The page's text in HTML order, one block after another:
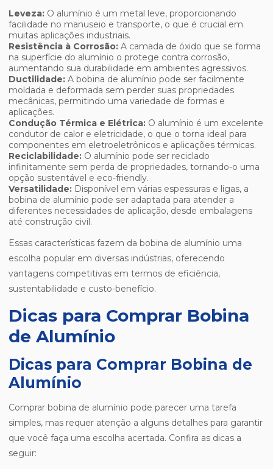
Leveza: O alumínio é um metal leve, proporcionando
facilidade no manuseio e transporte, o que é crucial em
muitas aplicações industriais.
Resistência à Corrosão: A camada de óxido que se forma
na superfície do alumínio o protege contra corrosão,
aumentando sua durabilidade em ambientes agressivos.
Ductilidade: A bobina de alumínio pode ser facilmente
moldada e deformada sem perder suas propriedades
mecânicas, permitindo uma variedade de formas e
aplicações.
Condução Térmica e Elétrica: O alumínio é um excelente
condutor de calor e eletricidade, o que o torna ideal para
componentes em eletroeletrônicos e aplicações térmicas.
Reciclabilidade: O alumínio pode ser reciclado
infinitamente sem perda de propriedades, tornando-o uma
opção sustentável e eco-friendly.
Versatilidade: Disponível em várias espessuras e ligas, a
bobina de alumínio pode ser adaptada para atender a
diferentes necessidades de aplicação, desde embalagens
até construção civil.
Essas características fazem da bobina de alumínio uma
escolha popular em diversas indústrias, oferecendo
vantagens competitivas em termos de eficiência,
sustentabilidade e custo-benefício.
Dicas para Comprar Bobina
de Alumínio
Dicas para Comprar Bobina de
Alumínio
Comprar bobina de alumínio pode parecer uma tarefa
simples, mas requer atenção a alguns detalhes para garantir
que você faça uma escolha acertada. Confira as dicas a
seguir: